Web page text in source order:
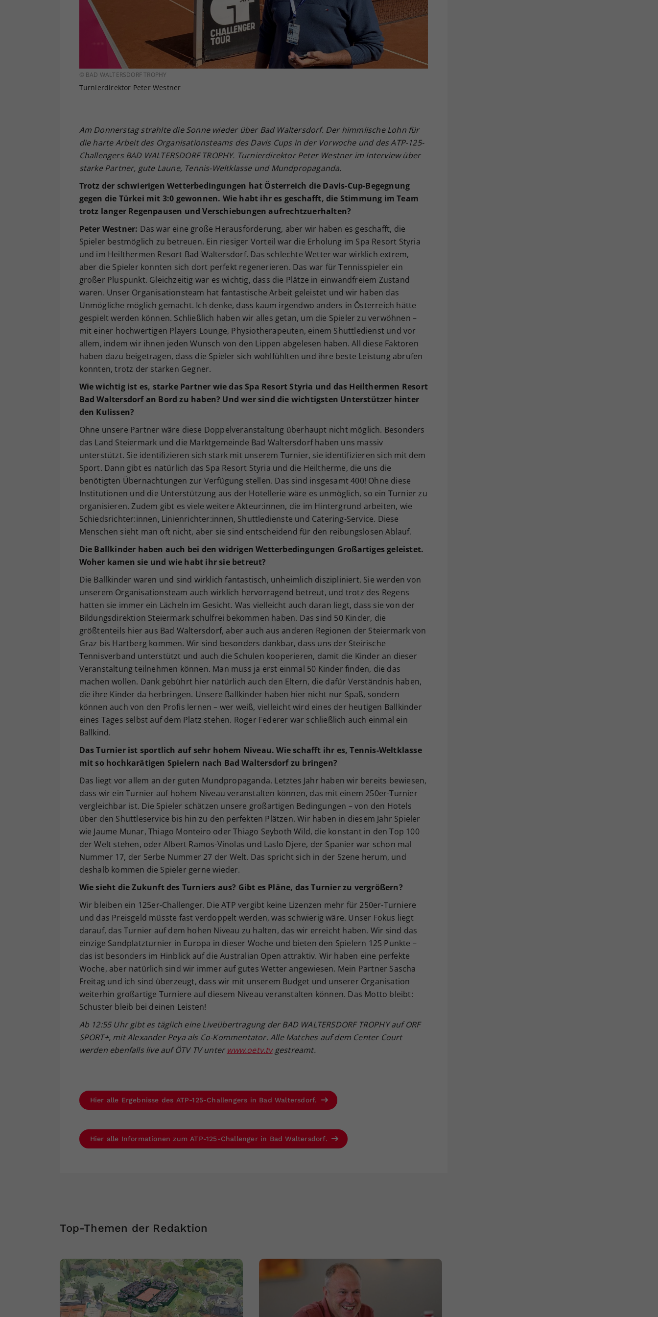
© BAD WALTERSDORF TROPHY
Turnierdirektor Peter Westner
Am Donnerstag strahlte die Sonne wieder über Bad Waltersdorf. Der himmlische Lohn für
die harte Arbeit des Organisationsteams des Davis Cups in der Vorwoche und des ATP-125-
Challengers BAD WALTERSDORF TROPHY. Turnierdirektor Peter Westner im Interview über
starke Partner, gute Laune, Tennis-Weltklasse und Mundpropaganda.
Trotz der schwierigen Wetterbedingungen hat Österreich die Davis-Cup-Begegnung
gegen die Türkei mit 3:0 gewonnen. Wie habt ihr es geschafft, die Stimmung im Team
trotz langer Regenpausen und Verschiebungen aufrechtzuerhalten?
Peter Westner: Das war eine große Herausforderung, aber wir haben es geschafft, die
Spieler bestmöglich zu betreuen. Ein riesiger Vorteil war die Erholung im Spa Resort Styria
und im Heilthermen Resort Bad Waltersdorf. Das schlechte Wetter war wirklich extrem,
aber die Spieler konnten sich dort perfekt regenerieren. Das war für Tennisspieler ein
großer Pluspunkt. Gleichzeitig war es wichtig, dass die Plätze in einwandfreiem Zustand
waren. Unser Organisationsteam hat fantastische Arbeit geleistet und wir haben das
Unmögliche möglich gemacht. Ich denke, dass kaum irgendwo anders in Österreich hätte
gespielt werden können. Schließlich haben wir alles getan, um die Spieler zu verwöhnen –
mit einer hochwertigen Players Lounge, Physiotherapeuten, einem Shuttledienst und vor
allem, indem wir ihnen jeden Wunsch von den Lippen abgelesen haben. All diese Faktoren
haben dazu beigetragen, dass die Spieler sich wohlfühlten und ihre beste Leistung abrufen
konnten, trotz der starken Gegner.
Wie wichtig ist es, starke Partner wie das Spa Resort Styria und das Heilthermen Resort
Bad Waltersdorf an Bord zu haben? Und wer sind die wichtigsten Unterstützer hinter
den Kulissen?
Ohne unsere Partner wäre diese Doppelveranstaltung überhaupt nicht möglich. Besonders
das Land Steiermark und die Marktgemeinde Bad Waltersdorf haben uns massiv
unterstützt. Sie identifizieren sich stark mit unserem Turnier, sie identifizieren sich mit dem
Sport. Dann gibt es natürlich das Spa Resort Styria und die Heiltherme, die uns die
benötigten Übernachtungen zur Verfügung stellen. Das sind insgesamt 400! Ohne diese
Institutionen und die Unterstützung aus der Hotellerie wäre es unmöglich, so ein Turnier zu
organisieren. Zudem gibt es viele weitere Akteur:innen, die im Hintergrund arbeiten, wie
Schiedsrichter:innen, Linienrichter:innen, Shuttledienste und Catering-Service. Diese
Menschen sieht man oft nicht, aber sie sind entscheidend für den reibungslosen Ablauf.
Die Ballkinder haben auch bei den widrigen Wetterbedingungen Großartiges geleistet.
Woher kamen sie und wie habt ihr sie betreut?
Die Ballkinder waren und sind wirklich fantastisch, unheimlich diszipliniert. Sie werden von
unserem Organisationsteam auch wirklich hervorragend betreut, und trotz des Regens
hatten sie immer ein Lächeln im Gesicht. Was vielleicht auch daran liegt, dass sie von der
Bildungsdirektion Steiermark schulfrei bekommen haben. Das sind 50 Kinder, die
größtenteils hier aus Bad Waltersdorf, aber auch aus anderen Regionen der Steiermark von
Graz bis Hartberg kommen. Wir sind besonders dankbar, dass uns der Steirische
Tennisverband unterstützt und auch die Schulen kooperieren, damit die Kinder an dieser
Veranstaltung teilnehmen können. Man muss ja erst einmal 50 Kinder finden, die das
machen wollen. Dank gebührt hier natürlich auch den Eltern, die dafür Verständnis haben,
die ihre Kinder da herbringen. Unsere Ballkinder haben hier nicht nur Spaß, sondern
können auch von den Profis lernen – wer weiß, vielleicht wird eines der heutigen Ballkinder
eines Tages selbst auf dem Platz stehen. Roger Federer war schließlich auch einmal ein
Ballkind.
Das Turnier ist sportlich auf sehr hohem Niveau. Wie schafft ihr es, Tennis-Weltklasse
mit so hochkarätigen Spielern nach Bad Waltersdorf zu bringen?
Das liegt vor allem an der guten Mundpropaganda. Letztes Jahr haben wir bereits bewiesen,
dass wir ein Turnier auf hohem Niveau veranstalten können, das mit einem 250er-Turnier
vergleichbar ist. Die Spieler schätzen unsere großartigen Bedingungen – von den Hotels
über den Shuttleservice bis hin zu den perfekten Plätzen. Wir haben in diesem Jahr Spieler
wie Jaume Munar, Thiago Monteiro oder Thiago Seyboth Wild, die konstant in den Top 100
der Welt stehen, oder Albert Ramos-Vinolas und Laslo Djere, der Spanier war schon mal
Nummer 17, der Serbe Nummer 27 der Welt. Das spricht sich in der Szene herum, und
deshalb kommen die Spieler gerne wieder.
Wie sieht die Zukunft des Turniers aus? Gibt es Pläne, das Turnier zu vergrößern?
Wir bleiben ein 125er-Challenger. Die ATP vergibt keine Lizenzen mehr für 250er-Turniere
und das Preisgeld müsste fast verdoppelt werden, was schwierig wäre. Unser Fokus liegt
darauf, das Turnier auf dem hohen Niveau zu halten, das wir erreicht haben. Wir sind das
einzige Sandplatzturnier in Europa in dieser Woche und bieten den Spielern 125 Punkte –
das ist besonders im Hinblick auf die Australian Open attraktiv. Wir haben eine perfekte
Woche, aber natürlich sind wir immer auf gutes Wetter angewiesen. Mein Partner Sascha
Freitag und ich sind überzeugt, dass wir mit unserem Budget und unserer Organisation
weiterhin großartige Turniere auf diesem Niveau veranstalten können. Das Motto bleibt:
Schuster bleib bei deinen Leisten!
Ab 12:55 Uhr gibt es täglich eine Liveübertragung der BAD WALTERSDORF TROPHY auf ORF
SPORT+, mit Alexander Peya als Co-Kommentator. Alle Matches auf dem Center Court
werden ebenfalls live auf ÖTV TV unter www.oetv.tvgestreamt.
Hier alle Ergebnisse des ATP-125-Challengers in Bad Waltersdorf.
Hier alle Informationen zum ATP-125-Challenger in Bad Waltersdorf.
Top-Themen der Redaktion
Ihrer vorgenommen Einstellungen, falls der
Webseiten-Betreiber dies eingestellt hat.